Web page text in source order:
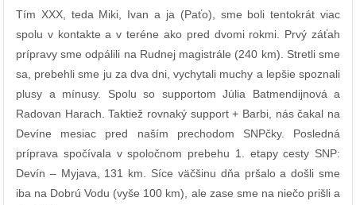
Tím XXX, teda Miki, Ivan a ja (Paťo), sme boli tentokrát viac
spolu v kontakte a v teréne ako pred dvomi rokmi. Prvý záťah
prípravy sme odpálili na Rudnej magistrále (240 km). Stretli sme
sa, prebehli sme ju za dva dni, vychytali muchy a lepšie spoznali
plusy a mínusy. Spolu so supportom Júlia Batmendijnová a
Radovan Harach. Taktiež rovnaký support + Barbi, nás čakal na
Devíne mesiac pred naším prechodom SNPčky. Posledná
príprava spočívala v spoločnom prebehu 1. etapy cesty SNP:
Devín – Myjava, 131 km. Síce väčšinu dňa pršalo a došli sme
iba na Dobrú Vodu (vyše 100 km), ale zase sme na niečo prišli a